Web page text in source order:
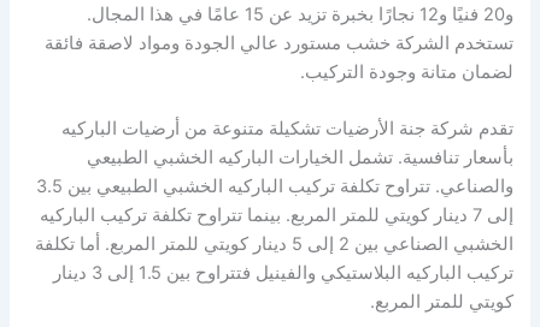
و20 فنيًا و12 نجارًا بخبرة تزيد عن 15 عامًا في هذا المجال.
تستخدم الشركة خشب مستورد عالي الجودة ومواد لاصقة فائقة
لضمان متانة وجودة التركيب.
تقدم شركة جنة الأرضيات تشكيلة متنوعة من أرضيات الباركيه
بأسعار تنافسية. تشمل الخيارات الباركيه الخشبي الطبيعي
والصناعي. تتراوح تكلفة تركيب الباركيه الخشبي الطبيعي بين 3.5
إلى 7 دينار كويتي للمتر المربع. بينما تتراوح تكلفة تركيب الباركيه
الخشبي الصناعي بين 2 إلى 5 دينار كويتي للمتر المربع. أما تكلفة
تركيب الباركيه البلاستيكي والفينيل فتتراوح بين 1.5 إلى 3 دينار
كويتي للمتر المربع.